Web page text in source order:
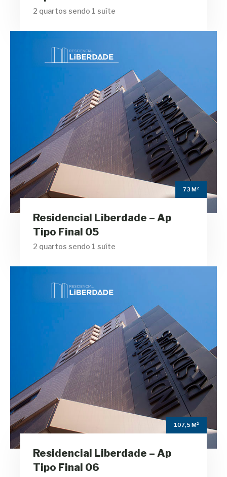
2 quartos sendo 1 suíte
Residencial Liberdade – Ap
Tipo Final 05
73 M²
2 quartos sendo 1 suíte
Residencial
Liberdade – Ap Tipo
Final 05
73
m²
Área Privativa
2
Quartos sendo 1 Suíte
Banheiros
Residencial Liberdade – Ap
Tipo Final 06
107,5 M²
Residencial
Liberdade – Ap Tipo
Final 06
107,5
m²
Área Privativa
3
Suítes
Banheiros